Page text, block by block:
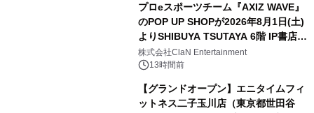
プロeスポーツチーム『AXIZ WAVE』
のPOP UP SHOPが2026年8月1日(土)
よりSHIBUYA TSUTAYA 6階 IP書店で
開催決定！！
株式会社ClaN Entertainment
13時間前
【グランドオープン】エニタイムフィ
ットネス二子玉川店（東京都世田谷